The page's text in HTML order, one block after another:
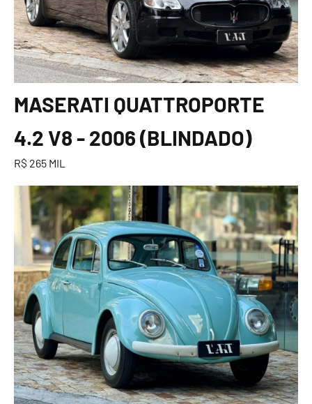
MASERATI QUATTROPORTE
4.2 V8 - 2006 (BLINDADO)
R$ 265 MIL